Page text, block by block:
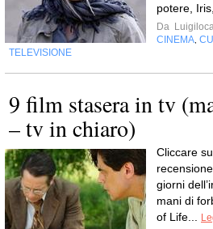
potere,
Da
CINEMA
TELEVISIONE
9 film stasera in tv
– tv in chiaro)
Cliccare
giorni
mani di
of Life...